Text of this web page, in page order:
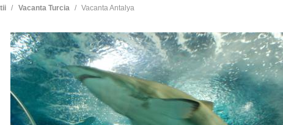
Vacanta Turcia Vacanta Antalya